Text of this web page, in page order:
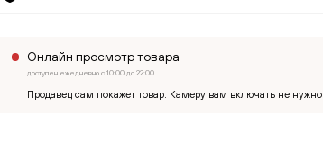
Онлайн просмотр товара
доступен ежедневно с 10:00 до 22:00
Продавец сам покажет товар. Камеру вам включать не нужно.